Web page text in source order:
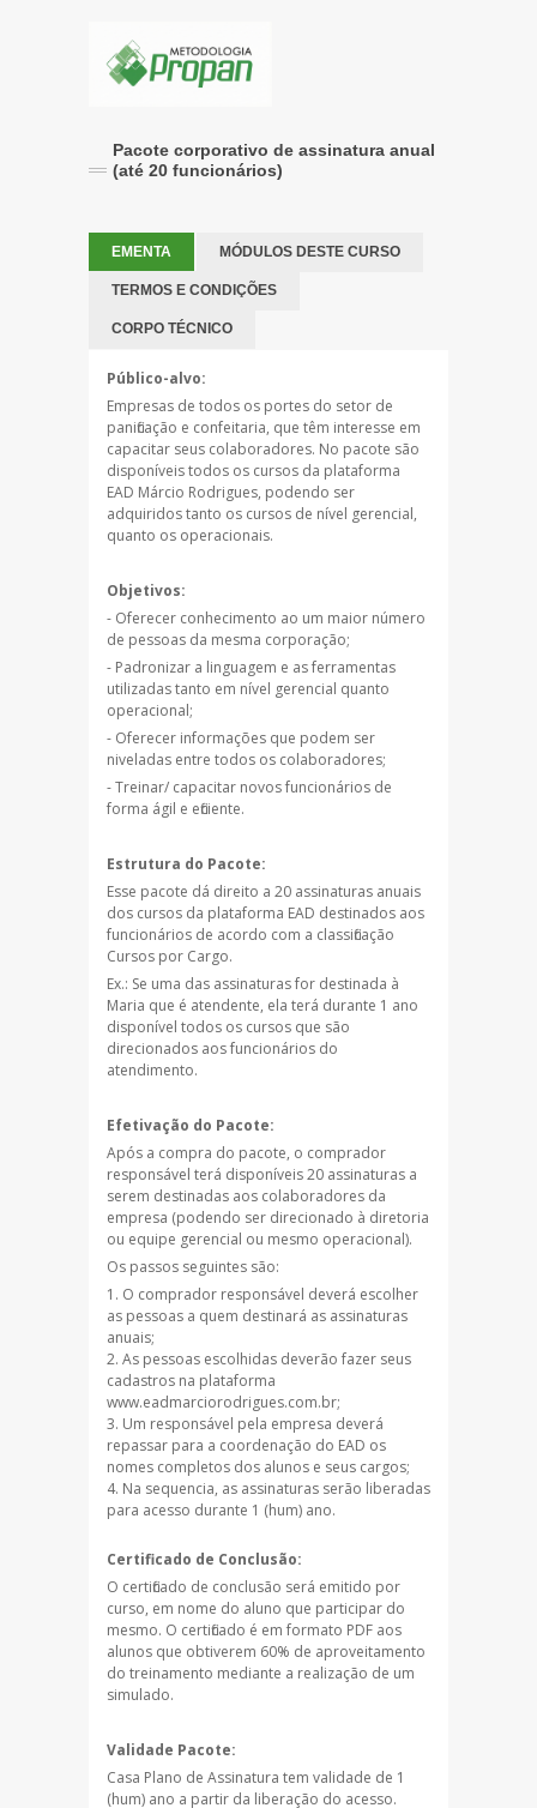
Pacote corporativo de assinatura anual
(até 20 funcionários)
EMENTA MÓDULOS DESTE CURSO
TERMOS E CONDIÇÕES
CORPO TÉCNICO
Público-alvo:
Empresas de todos os portes do setor de
panificação e confeitaria, que têm interesse em
capacitar seus colaboradores. No pacote são
disponíveis todos os cursos da plataforma
EAD Márcio Rodrigues, podendo ser
adquiridos tanto os cursos de nível gerencial,
quanto os operacionais.
Objetivos:
- Oferecer conhecimento ao um maior número
de pessoas da mesma corporação;
- Padronizar a linguagem e as ferramentas
utilizadas tanto em nível gerencial quanto
operacional;
- Oferecer informações que podem ser
niveladas entre todos os colaboradores;
- Treinar/ capacitar novos funcionários de
forma ágil e eficiente.
Estrutura do Pacote:
Esse pacote dá direito a 20 assinaturas anuais
dos cursos da plataforma EAD destinados aos
funcionários de acordo com a classificação
Cursos por Cargo.
Ex.: Se uma das assinaturas for destinada à
Maria que é atendente, ela terá durante 1 ano
disponível todos os cursos que são
direcionados aos funcionários do
atendimento.
Efetivação do Pacote:
Após a compra do pacote, o comprador
responsável terá disponíveis 20 assinaturas a
serem destinadas aos colaboradores da
empresa (podendo ser direcionado à diretoria
ou equipe gerencial ou mesmo operacional).
Os passos seguintes são:
O comprador responsável deverá escolher
as pessoas a quem destinará as assinaturas
anuais;
As pessoas escolhidas deverão fazer seus
cadastros na plataforma
www.eadmarciorodrigues.com.br;
Um responsável pela empresa deverá
repassar para a coordenação do EAD os
nomes completos dos alunos e seus cargos;
Na sequencia, as assinaturas serão liberadas
para acesso durante 1 (hum) ano.
Certificado de Conclusão:
O certificado de conclusão será emitido por
curso, em nome do aluno que participar do
mesmo. O certificado é em formato PDF aos
alunos que obtiverem 60% de aproveitamento
do treinamento mediante a realização de um
simulado.
Validade Pacote:
Casa Plano de Assinatura tem validade de 1
(hum) ano a partir da liberação do acesso.